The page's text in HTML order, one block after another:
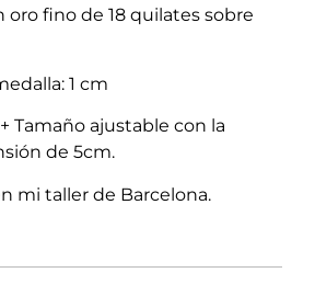
fino de 18 quilates sobre
1 cm
Tamaño ajustable con la
de 5cm.
mi taller de Barcelona.